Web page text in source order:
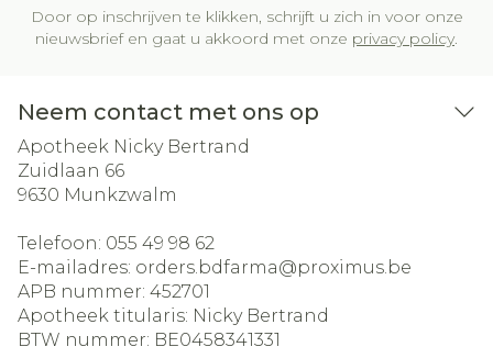
Door op inschrijven te klikken, schrijft u zich in voor onze
nieuwsbrief en gaat u akkoord met onze privacy policy.
Neem contact met ons op
Apotheek Nicky Bertrand
Zuidlaan 66
9630 Munkzwalm
Telefoon: 055 49 98 62
E-mailadres: orders.bdfarma@proximus.be
APB nummer: 452701
Apotheek titularis: Nicky Bertrand
BTW nummer: BE0458341331